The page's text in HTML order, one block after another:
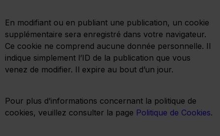
En modifiant ou en publiant une publication, un cookie
supplémentaire sera enregistré dans votre navigateur.
Ce cookie ne comprend aucune donnée personnelle. Il
indique simplement l’ID de la publication que vous
venez de modifier. Il expire au bout d’un jour.
Pour plus d’informations concernant la politique de
cookies, veuillez consulter la page Politique de Cookies.